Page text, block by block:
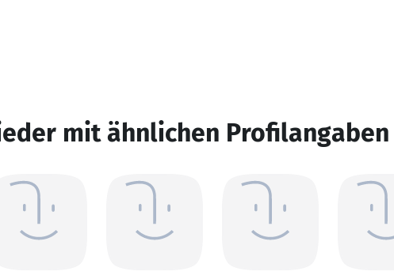
mit ähnlichen Profilangaben